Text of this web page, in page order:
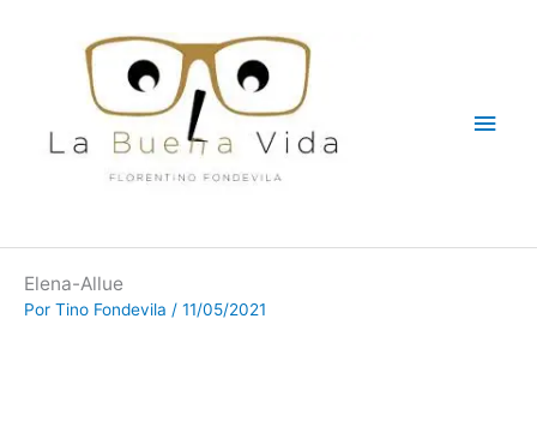
Elena-Allue
Por Tino Fondevila / 11/05/2021